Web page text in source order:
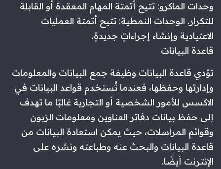
وحدات الماكرو: تتيح أتمتة المهام المعقدة أو القابلة
للتكرار. الوحدات النمطية: تتيح أتمتة العمليات
الاعتيادية وإنشاء إجراءاتٍ جديدةٍ.
قاعدة البيانات
تؤدي قاعدة البيانات وظيفة جمع البيانات والمعلومات
وإدارتها وحفظها، فعندما تُستخدم قواعد البيانات في
الاكسس للأمور الشخصية أو التجارية غالبًا ما تهدف
إلى حفظ بيانات دفاتر العناوين ومعلومات الزبون
وقوائم المراسلات، حيث يمكن استعادة البيانات من
قاعدة البيانات والبحث عنه وطباعته ونشره على
الإنترنت أيضًا.